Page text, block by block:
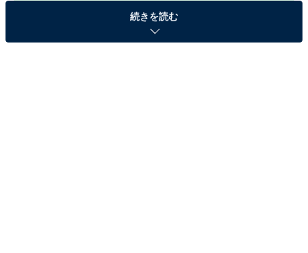
続きを読む